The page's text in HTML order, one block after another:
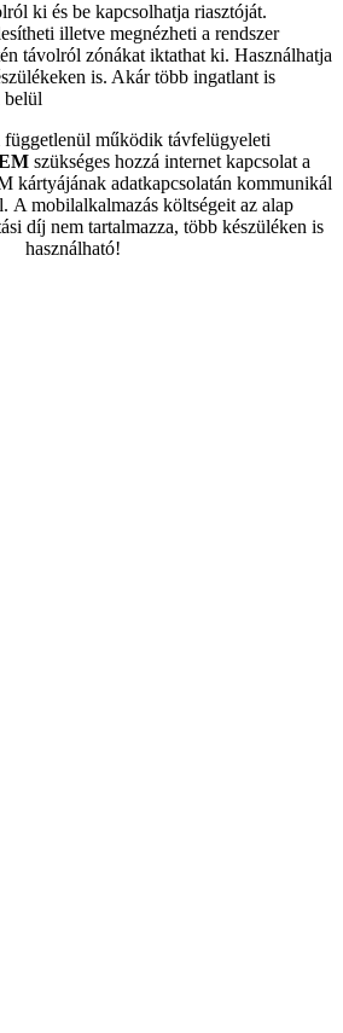
ki és be kapcsolhatja riasztóját.
illetve megnézheti a rendszer
távolról zónákat iktathat ki. Használhatja
is. Akár több ingatlant is
belül
függetlenül működik távfelügyeleti
szükséges hozzá internet kapcsolat a
kártyájának adatkapcsolatán kommunikál
A mobilalkalmazás költségeit az alap
díj nem tartalmazza, több készüléken is
használható!